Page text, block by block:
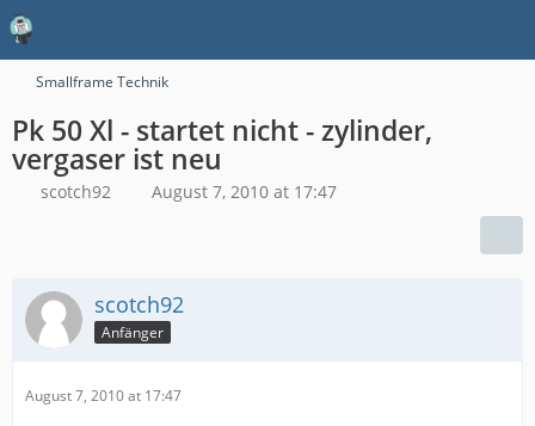
Smallframe Technik
Pk 50 Xl - startet nicht - zylinder,
vergaser ist neu
scotch92 August 7, 2010 at 17:47
scotch92
Anfänger
August 7, 2010 at 17:47